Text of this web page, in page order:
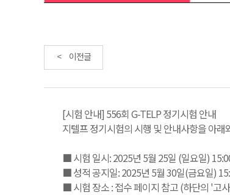
< 이전글
[시험 안내] 556회 G-TELP 정기시험 안내
지텔프 정기시험의 시행 및 안내사항을 아래
■ 시험 일시: 2025년 5월 25일 (일요일)
■ 성적 공지일: 2025년 5월 30일(금요일)
■ 시험 장소 : 접수 페이지 참고 (하단의 '고